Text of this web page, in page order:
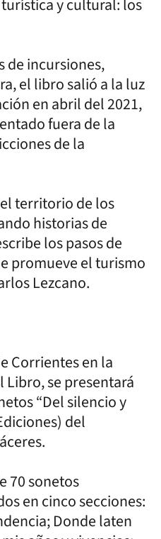
y cultural: los
de incursiones,
el libro salió a la luz
en abril del 2021,
fuera de la
de la
territorio de los
historias de
los pasos de
promueve el turismo
Lezcano.
Corrientes en la
se presentará
“Del silencio y
del
70 sonetos
en cinco secciones:
Donde laten